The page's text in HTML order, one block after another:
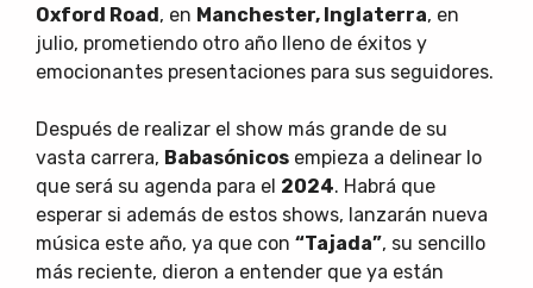
Oxford Road, en Manchester, Inglaterra, en
julio, prometiendo otro año lleno de éxitos y
emocionantes presentaciones para sus seguidores.
Después de realizar el show más grande de su
vasta carrera, Babasónicos empieza a delinear lo
que será su agenda para el 2024. Habrá que
esperar si además de estos shows, lanzarán nueva
música este año, ya que con “Tajada”, su sencillo
más reciente, dieron a entender que ya están